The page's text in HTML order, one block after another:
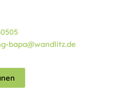
bapa@wandlitz.de